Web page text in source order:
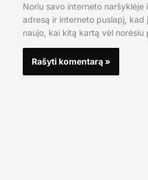
Noriu savo interneto
adresą ir interneto puslapį, kad
naujo, kai kitą kartą vėl norėsiu